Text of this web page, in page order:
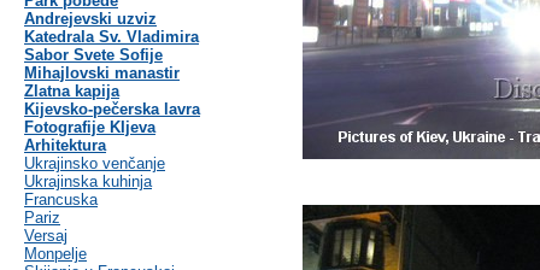
Andrejevski uzviz
Katedrala Sv. Vladimira
Sabor Svete Sofije
Mihajlovski manastir
Zlatna kapija
Kijevsko-pečerska lavra
Fotografije KIjeva
Arhitektura
Ukrajinsko venčanje
Ukrajinska kuhinja
Francuska
Pariz
Versaj
Monpelje